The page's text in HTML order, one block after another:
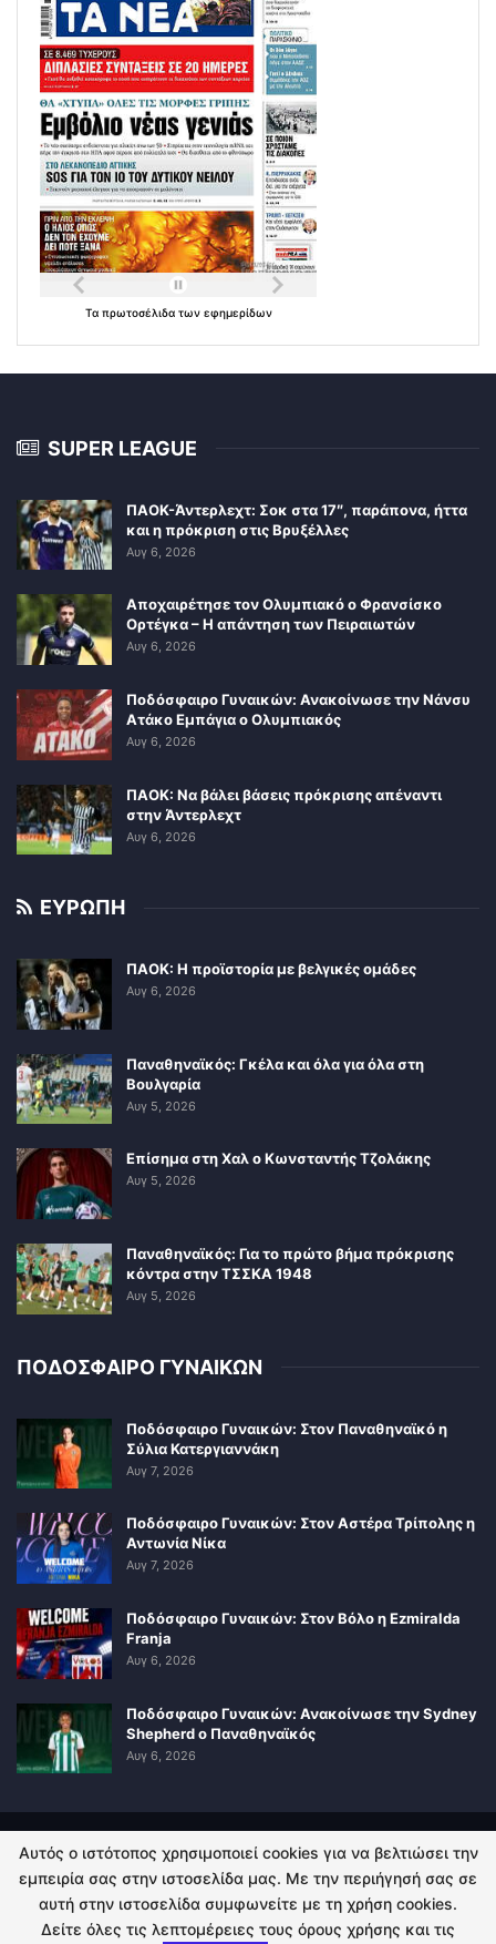
Τα πρωτοσέλιδα των εφημερίδων
SUPER LEAGUE
ΠΑΟΚ-Άντερλεχτ: Σοκ στα 17″, παράπονα, ήττα
και η πρόκριση στις Βρυξέλλες
Αυγ 6, 2026
Αποχαιρέτησε τον Ολυμπιακό ο Φρανσίσκο
Ορτέγκα – Η απάντηση των Πειραιωτών
Αυγ 6, 2026
Ποδόσφαιρο Γυναικών: Ανακοίνωσε την Νάνσυ
Ατάκο Εμπάγια ο Ολυμπιακός
Αυγ 6, 2026
ΠΑΟΚ: Να βάλει βάσεις πρόκρισης απέναντι
στην Άντερλεχτ
Αυγ 6, 2026
ΕΥΡΩΠΗ
ΠΑΟΚ: Η προϊστορία με βελγικές ομάδες
Αυγ 6, 2026
Παναθηναϊκός: Γκέλα και όλα για όλα στη
Βουλγαρία
Αυγ 5, 2026
Επίσημα στη Χαλ ο Κωνσταντής Τζολάκης
Αυγ 5, 2026
Παναθηναϊκός: Για το πρώτο βήμα πρόκρισης
κόντρα στην ΤΣΣΚΑ 1948
Αυγ 5, 2026
ΠΟΔΟΣΦΑΙΡΟ ΓΥΝΑΙΚΩΝ
Ποδόσφαιρο Γυναικών: Στον Παναθηναϊκό η
Σύλια Κατεργιαννάκη
Αυγ 7, 2026
Ποδόσφαιρο Γυναικών: Στον Αστέρα Τρίπολης η
Αντωνία Νίκα
Αυγ 7, 2026
Ποδόσφαιρο Γυναικών: Στον Βόλο η Ezmiralda
Franja
Αυγ 6, 2026
Ποδόσφαιρο Γυναικών: Ανακοίνωσε την Sydney
Shepherd ο Παναθηναϊκός
Αυγ 6, 2026
ΠΟΛΙΤΙΚΗ ΑΠΟΡΡΗΤΟΥ ΕΠΙΚΟΙΝΩΝΙΑ
© 2026 - Kingsport.gr. All Rights Reserved.
Αυτός ο ιστότοπος χρησιμοποιεί cookies για να βελτιώσει την
εμπειρία σας στην ιστοσελίδα μας. Με την περιήγησή σας σε
αυτή στην ιστοσελίδα συμφωνείτε με τη χρήση cookies.
Δείτε όλες τις λεπτομέρειες τους όρους χρήσης και τις